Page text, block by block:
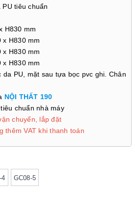
PU tiêu chuẩn
H830 mm
x H830 mm
x H830 mm
x H830 mm
da PU, mặt sau tựa bọc pvc ghi. Chân
NỘI THẤT 190
chuẩn nhà máy
chuyển, lắp đặt
thêm VAT khi thanh toán
4 GC08-5